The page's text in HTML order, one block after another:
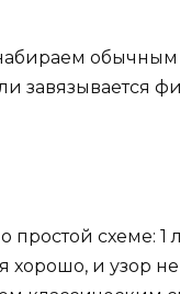
завязывается
простой схеме: 1
хорошо, и узор